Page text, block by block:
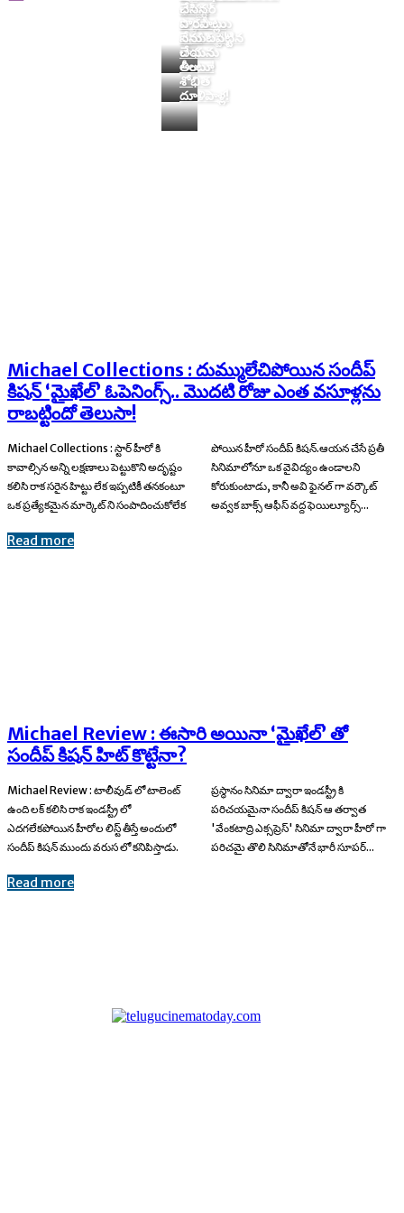
Michael Movie
దెబ్బకి
నష్టాలు
పూడినట్టే!
భాస్కర్
రాసలీలలు
బయటపెట్టిన
రాఘవ
లీలలు!
చేసిన
పొరపాట్లు
నేను
చేయను
అంటూ
శోభిత
దూళిపాళ్ల!
Michael Collections : దుమ్ములేచిపోయిన సందీప్
కిషన్ ‘మైఖేల్’ ఓపెనింగ్స్.. మొదటి రోజు ఎంత వసూళ్లను
రాబట్టిందో తెలుసా!
Michael Collections : స్టార్ హీరో కి
కావాల్సిన అన్ని లక్షణాలు పెట్టుకొని అదృష్టం
కలిసి రాక సరైన హిట్టు లేక ఇప్పటికీ తనకంటూ
ఒక ప్రత్యేకమైన మార్కెట్ ని సంపాదించుకోలేక
పోయిన హీరో సందీప్ కిషన్.ఆయన చేసే ప్రతీ
సినిమాలోనూ ఒక వైవిద్యం ఉండాలని
కోరుకుంటాడు, కానీ అవి ఫైనల్ గా వర్కౌట్
అవ్వక బాక్స్ ఆఫీస్ వద్ద ఫెయిల్యూర్స్...
Read more
Michael Review : ఈసారి అయినా ‘మైఖేల్’ తో
సందీప్ కిషన్ హిట్ కొట్టేనా?
Michael Review : టాలీవుడ్ లో టాలెంట్
ఉంది లక్ కలిసి రాక ఇండస్ట్రీ లో
ఎదగలేకపోయిన హీరోల లిస్ట్ తీస్తే అందులో
సందీప్ కిషన్ ముందు వరుస లో కనిపిస్తాడు.
ప్రస్థానం సినిమా ద్వారా ఇండస్ట్రీ కి
పరిచయమైనా సందీప్ కిషన్ ఆ తర్వాత
'వేంకటాద్రి ఎక్సప్రెస్' సినిమా ద్వారా హీరో గా
పరిచమై తొలి సినిమాతోనే భారీ సూపర్...
Read more